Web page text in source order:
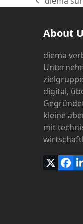
vorheriger
About
diema
digital,
kleine
mit
Twitter